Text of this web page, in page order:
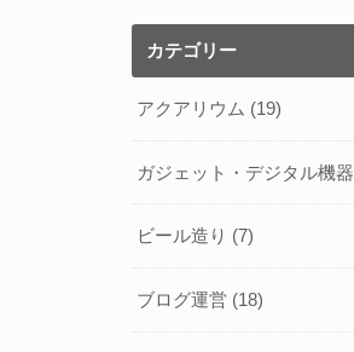
カテゴリー
アクアリウム (19)
ガジェット・デジタル機器
ビール造り (7)
ブログ運営 (18)